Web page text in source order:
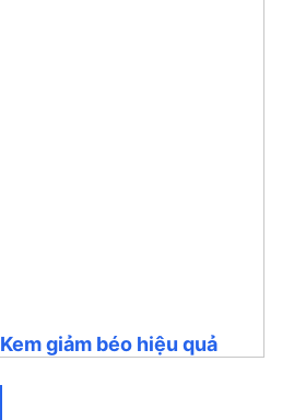
Kem giảm béo hiệu quả